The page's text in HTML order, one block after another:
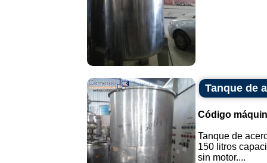
Tanque de
Código
Tanque de
150 litros
sin motor....